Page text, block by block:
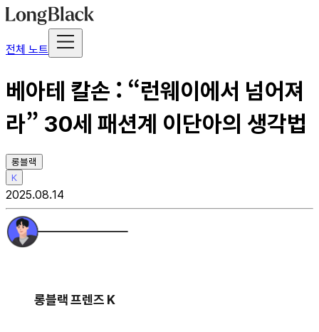
전체 노트
베아테 칼손 : “런웨이에서 넘어져
라” 30세 패션계 이단아의 생각법
롱블랙
K
2025.08.14
롱블랙 프렌즈 K